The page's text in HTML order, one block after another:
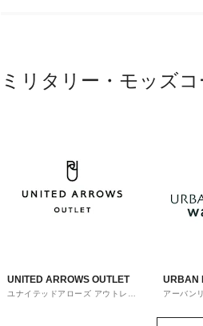
ミリタリー・モッズ
UNITED ARROWS OUTLET
ユナイテッドアローズ アウトレッ
URBAN
house
アーバン